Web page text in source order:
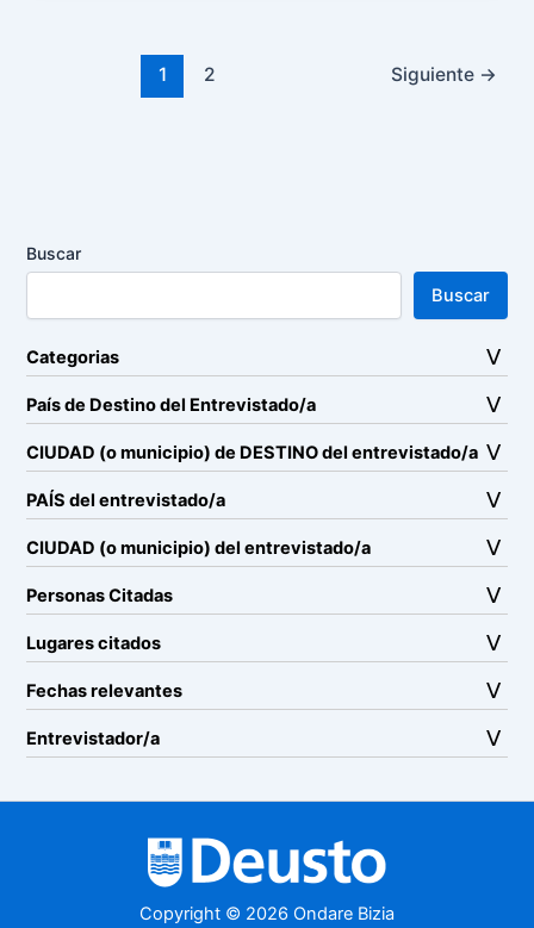
1 2 Siguiente →
Buscar
Buscar
Categorias
País de Destino del Entrevistado/a
CIUDAD (o municipio) de DESTINO del entrevistado/a
PAÍS del entrevistado/a
CIUDAD (o municipio) del entrevistado/a
Personas Citadas
Lugares citados
Fechas relevantes
Entrevistador/a
Copyright © 2026 Ondare Bizia